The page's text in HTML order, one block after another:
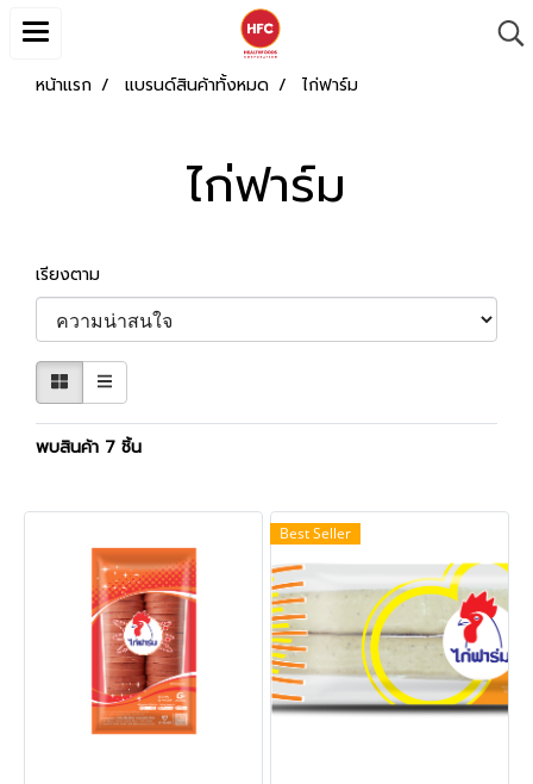
หน้าแรก แบรนด์สินค้าทั้งหมด ไก่ฟาร์ม
ไก่ฟาร์ม
เรียงตาม
พบสินค้า 7 ชิ้น
Best Seller